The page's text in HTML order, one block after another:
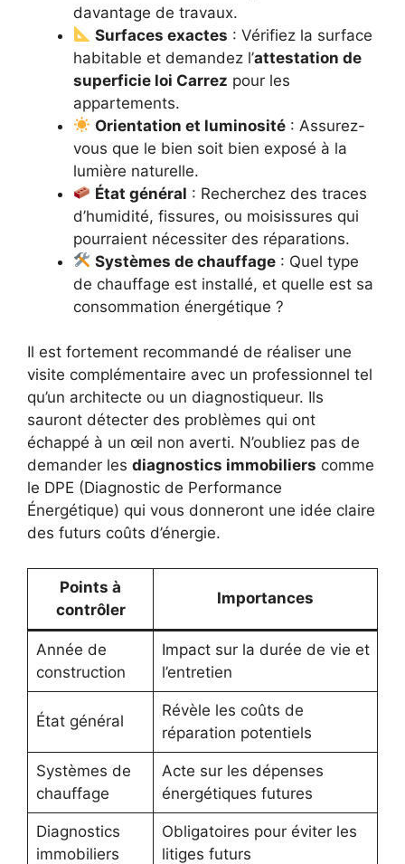
davantage de travaux.
Surfaces exactes : Vérifiez la surface
habitable et demandez l’attestation de
superficie loi Carrez pour les
appartements.
Orientation et luminosité : Assurez-
vous que le bien soit bien exposé à la
lumière naturelle.
État général : Recherchez des traces
d’humidité, fissures, ou moisissures qui
pourraient nécessiter des réparations.
Systèmes de chauffage : Quel type
de chauffage est installé, et quelle est sa
consommation énergétique ?
Il est fortement recommandé de réaliser une
visite complémentaire avec un professionnel tel
qu’un architecte ou un diagnostiqueur. Ils
sauront détecter des problèmes qui ont
échappé à un œil non averti. N’oubliez pas de
demander les diagnostics immobiliers comme
le DPE (Diagnostic de Performance
Énergétique) qui vous donneront une idée claire
des futurs coûts d’énergie.
Points à
contrôler
Importances
Année de
construction
Impact sur la durée de vie et
l’entretien
État général
Révèle les coûts de
réparation potentiels
Systèmes de
chauffage
Acte sur les dépenses
énergétiques futures
Diagnostics
immobiliers
Obligatoires pour éviter les
litiges futurs